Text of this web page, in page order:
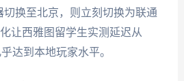
换至北京，则立刻切换为联通
让西雅图留学生实测延迟从
达到本地玩家水平。